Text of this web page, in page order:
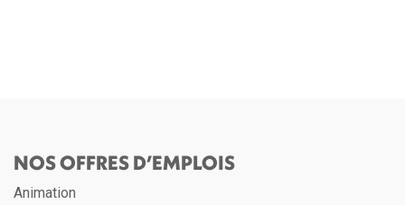
NOS OFFRES D’EMPLOIS
Animation